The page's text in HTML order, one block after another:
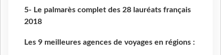
5- Le palmarès complet des 28 lauréats français
2018
Les 9 meilleures agences de voyages en régions :